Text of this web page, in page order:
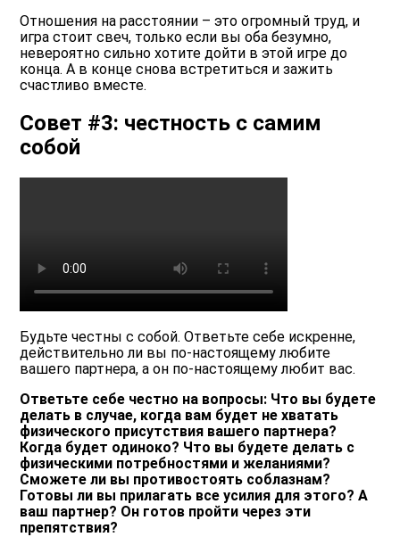
Отношения на расстоянии – это огромный труд, и
игра стоит свеч, только если вы оба безумно,
невероятно сильно хотите дойти в этой игре до
конца. А в конце снова встретиться и зажить
счастливо вместе.
Совет #3: честность с самим
собой
Будьте честны с собой. Ответьте себе искренне,
действительно ли вы по-настоящему любите
вашего партнера, а он по-настоящему любит вас.
Ответьте себе честно на вопросы: Что вы будете
делать в случае, когда вам будет не хватать
физического присутствия вашего партнера?
Когда будет одиноко? Что вы будете делать с
физическими потребностями и желаниями?
Сможете ли вы противостоять соблазнам?
Готовы ли вы прилагать все усилия для этого? А
ваш партнер? Он готов пройти через эти
препятствия?